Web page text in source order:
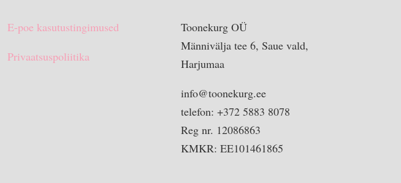
E-poe kasutustingimused
Privaatsuspoliitika
Toonekurg OÜ
Männivälja tee 6, Saue vald,
Harjumaa
info@toonekurg.ee
telefon: +372 5883 8078
Reg nr. 12086863
KMKR: EE101461865